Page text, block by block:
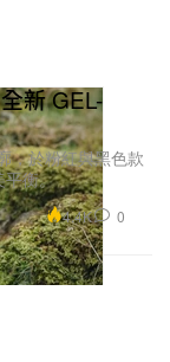
新 GEL-
，於粉紅與黑色款
平衡。
4.4K 0